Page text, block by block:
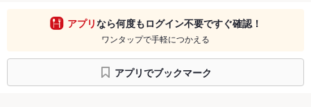
アプリなら何度もログイン不要ですぐ確認！
ワンタップで手軽につかえる
アプリでブックマーク